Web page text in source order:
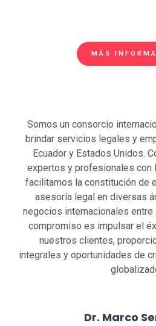
MÁS
Somos un consorcio
brindar servicios legales y
Ecuador y Estados Unidos.
expertos y profesionales con
facilitamos la constitución de
asesoría legal en diversas
negocios internacionales
compromiso es impulsar el
nuestros clientes,
integrales y oportunidades de
Dr. Marco